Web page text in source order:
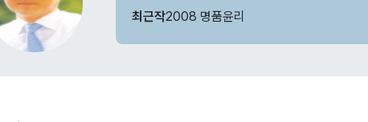
최근작2008 명품윤리